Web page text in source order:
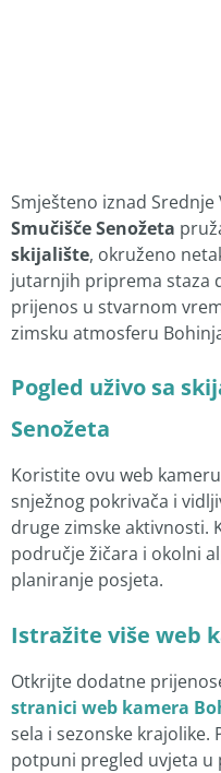
Smješteno iznad Srednje
Smučišče Senožeta
skijalište, okruženo
jutarnjih priprema staza
prijenos u stvarnom
zimsku atmosferu
Pogled uživo sa
Senožeta
Koristite ovu web
snježnog pokrivača i
druge zimske aktivnosti.
područje žičara i okolni
planiranje posjeta.
Istražite više web
Otkrijte dodatne
stranici web kamera
sela i sezonske
potpuni pregled uvjeta u